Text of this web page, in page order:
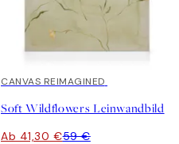
30%*
CANVAS REIMAGINED
Soft Wildflowers Leinwandbild
Ab 41,30 €59 €